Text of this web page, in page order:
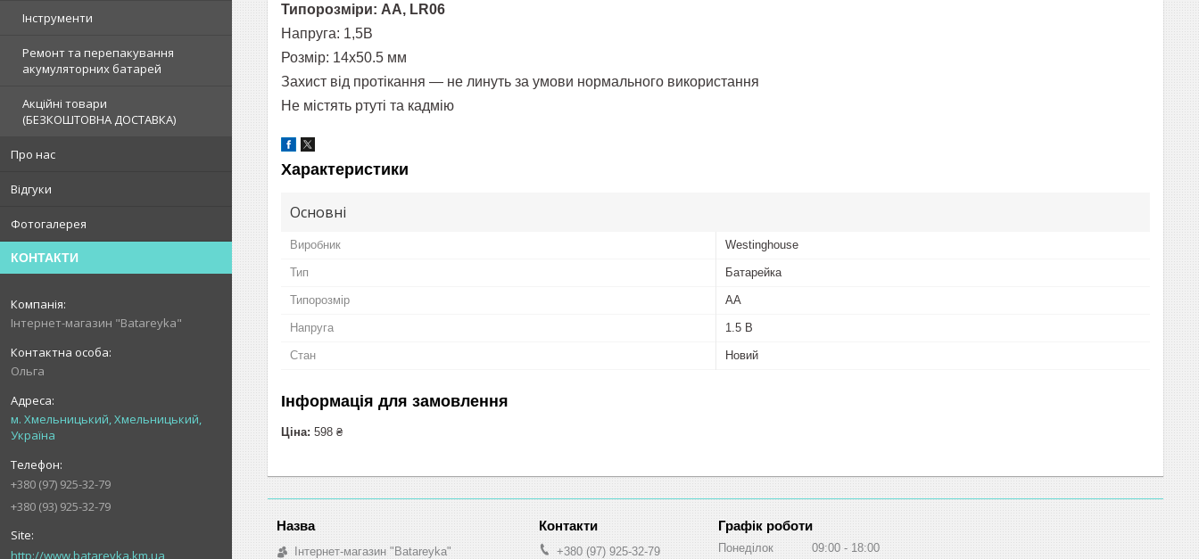
Інструменти
Ремонт та перепакування
акумуляторних батарей
Акційні товари
(БЕЗКОШТОВНА ДОСТАВКА)
Про нас
Відгуки
Фотогалерея
КОНТАКТИ
Інтернет-магазин "Batareyka"
Ольга
м. Хмельницький, Хмельницький,
Україна
+380 (97) 925-32-79
+380 (93) 925-32-79
http://www.batareyka.km.ua
Типорозміри: AA, LR06
Напруга: 1,5В
Розмір: 14х50.5 мм
Захист від протікання — не линуть за умови нормального використання
Не містять ртуті та кадмію
Характеристики
Основні
Виробник Westinghouse
Тип Батарейка
Типорозмір AA
Напруга 1.5 В
Стан Новий
Інформація для замовлення
Ціна: 598 ₴
Інтернет-магазин "Batareyka" +380 (97) 925-32-79
Графік роботи
Понеділок 09:00 18:00